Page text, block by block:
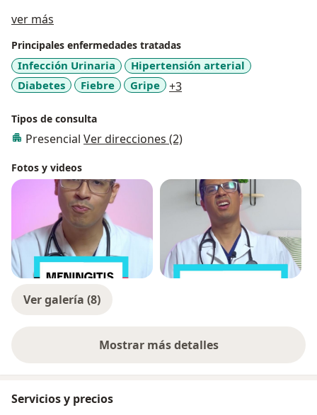
ver más
Principales enfermedades tratadas
Infección Urinaria
Hipertensión arterial
Diabetes
Fiebre Gripe +3a11y_sr_more_diseases
Tipos de consulta
Presencial Ver direcciones (2)
Fotos y videos
Ver galería (8)
Mostrar más detalles
sobre la experiencia
Servicios y precios